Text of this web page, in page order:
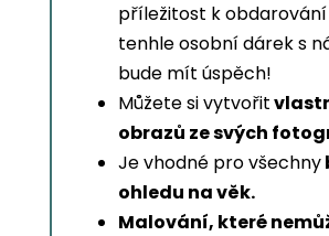
příležitost k obdarování
tenhle osobní dárek s
bude mít úspěch!
Můžete si vytvořit
obrazů ze svých
Je vhodné pro všechny
ohledu na věk.
Malování, které